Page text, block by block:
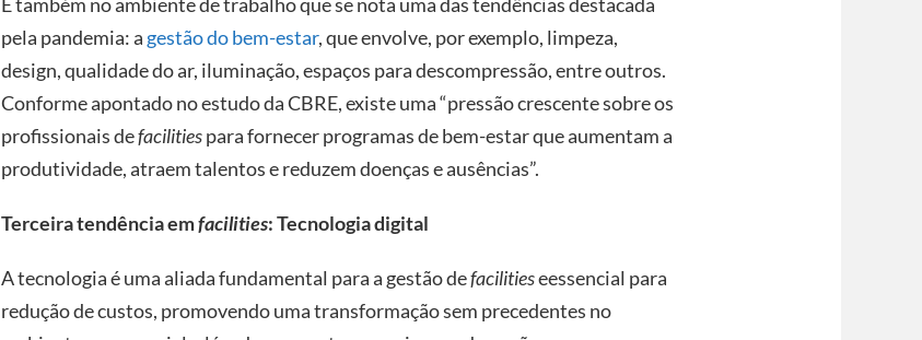
pela pandemia: a gestão do bem-estar, que envolve, por exemplo, limpeza,
design, qualidade do ar, iluminação, espaços para descompressão, entre outros.
Conforme apontado no estudo da CBRE, existe uma “pressão crescente sobre os
profissionais defacilitiespara fornecer programas de bem-estar que aumentam a
produtividade, atraem talentos e reduzem doenças e ausências”.
Terceira tendência emfacilities: Tecnologia digital
A tecnologia é uma aliada fundamental para a gestão defacilitieseessencial para
redução de custos, promovendo uma transformação sem precedentes no